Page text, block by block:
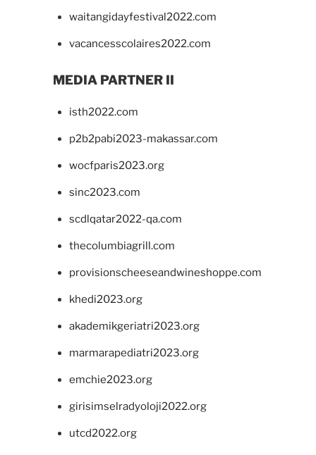
waitangidayfestival2022.com
vacancesscolaires2022.com
MEDIA PARTNER II
isth2022.com
p2b2pabi2023-makassar.com
wocfparis2023.org
sinc2023.com
scdlqatar2022-qa.com
thecolumbiagrill.com
provisionscheeseandwineshoppe.com
khedi2023.org
akademikgeriatri2023.org
marmarapediatri2023.org
emchie2023.org
girisimselradyoloji2022.org
utcd2022.org